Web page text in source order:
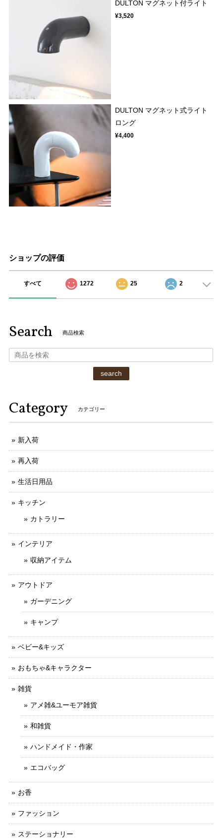
DULTON マグネット付ライト
¥3,520
DULTON マグネット式ライト
ロング
¥4,400
ショップの評価
すべて 1272 25 2
Search 商品検索
search
Category カテゴリー
新入荷
再入荷
生活日用品
キッチン
カトラリー
インテリア
収納アイテム
アウトドア
ガーデニング
キャンプ
ベビー&キッズ
おもちゃ&キャラクター
雑貨
アメ雑&ユーモア雑貨
和雑貨
ハンドメイド・作家
エコバッグ
お香
ファッション
ステーショナリー